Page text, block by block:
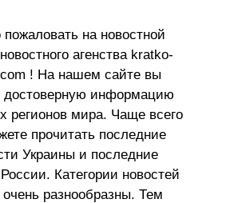
на новостной
агенства kratko-
! На нашем сайте вы
достоверную информацию
регионов мира. Чаще всего
прочитать последние
Украины и последние
Категории новостей
очень разнообразны. Тем